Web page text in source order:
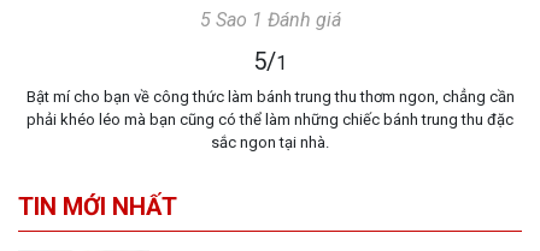
5 Sao 1 Đánh giá
5/1
Bật mí cho bạn về công thức làm bánh trung thu thơm ngon, chẳng cần
phải khéo léo mà bạn cũng có thể làm những chiếc bánh trung thu đặc
sắc ngon tại nhà.
TIN MỚI NHẤT